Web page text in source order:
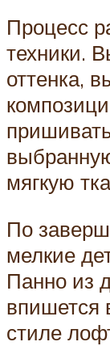
Процесс
техники.
оттенка,
мягкую
По
мелкие
Панно из
впишется
стиле